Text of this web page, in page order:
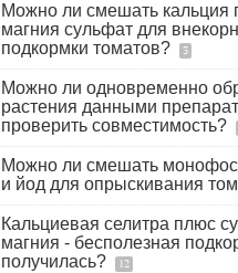
Можно ли смешать кальция
магния сульфат для
подкормки томатов?
3
Можно ли одновременно
растения данными
проверить совместимость?
Можно ли смешать
и йод для опрыскивания
Кальциевая селитра плюс
магния - бесполезная
получилась?
12